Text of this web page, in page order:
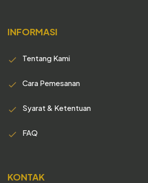
INFORMASI
Tentang Kami
Cara Pemesanan
Syarat & Ketentuan
FAQ
KONTAK